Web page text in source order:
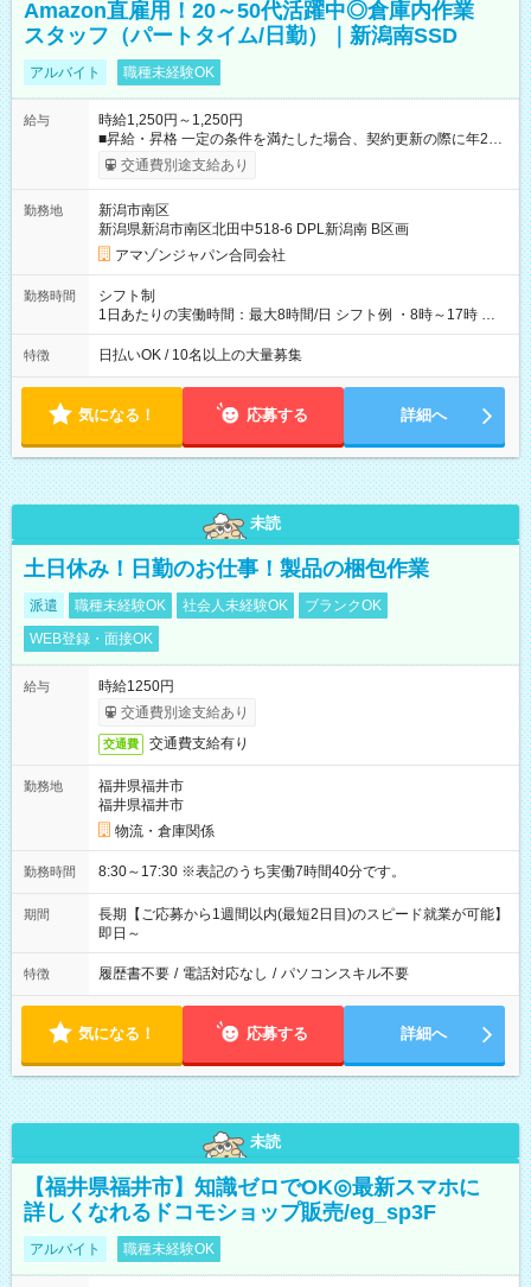
Amazon直雇用！20～50代活躍中◎倉庫内作業
スタッフ（パートタイム/日勤）｜新潟南SSD
アルバイト 職種未経験OK
給与
時給1,250円～1,250円
■昇給・昇格 一定の条件を満たした場合、契約更新の際に年2回
まで昇給の機会があります。 ■正社員登用制度あり ※月末締/翌
月25日支払い ※時間外手当、別途支給 ※深夜割増賃金 (22:00～
☆Amazon直雇用で安定して働けます！ 【試用期間】試用期間
あり 試用期間の長さ：1週間 雇用形態、給与は本採用時と同じ
です。
交通費別途支給あり
勤務地
新潟市南区
新潟県新潟市南区北田中518-6 DPL新潟南 B区画
アマゾンジャパン合同会社
勤務時間
シフト制
1日あたりの実働時間：最大8時間/日 シフト例 ・8時～17時 ・
12時～21時
特徴 日払いOK / 10名以上の大量募集
気になる！ 応募する 詳細へ
未読
土日休み！日勤のお仕事！製品の梱包作業
派遣 職種未経験OK 社会人未経験OK
ブランクOK
WEB登録・面接OK
給与
時給1250円
交通費別途支給あり
交通費 交通費支給有り
勤務地
福井県福井市
福井県福井市
物流・倉庫関係
勤務時間 8:30～17:30 ※表記のうち実働7時間40分です。
期間
長期【ご応募から1週間以内(最短2日目)のスピード就業が可能】
即日～
特徴 履歴書不要 / 電話対応なし / パソコンスキル不要
気になる！ 応募する 詳細へ
未読
【福井県福井市】知識ゼロでOK◎最新スマホに
詳しくなれるドコモショップ販売/eg_sp3F
アルバイト 職種未経験OK